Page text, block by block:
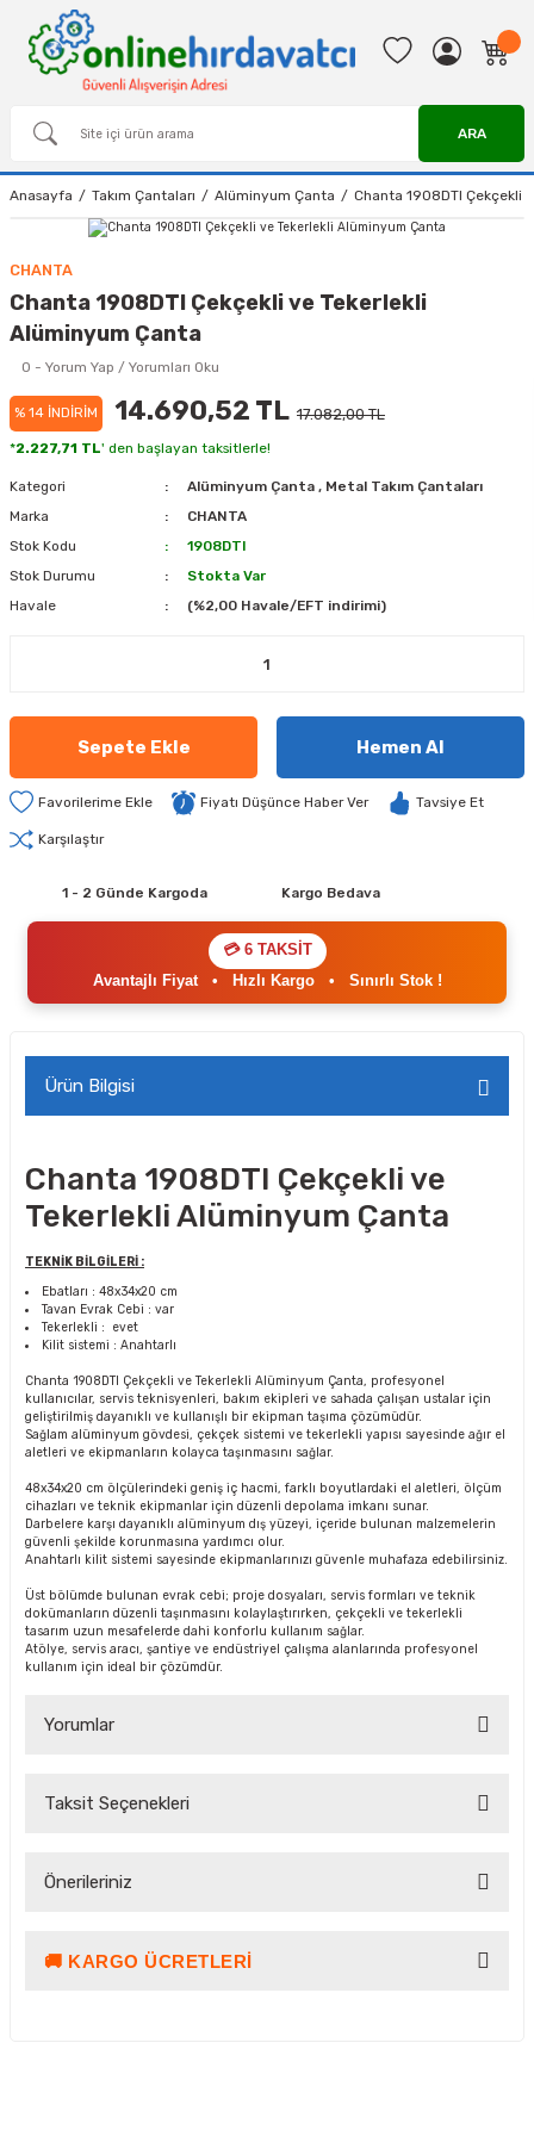
ARA
Anasayfa Takım Çantaları Alüminyum Çanta Chanta 1908DTI Çekçekli
CHANTA
Chanta 1908DTI Çekçekli ve Tekerlekli
Alüminyum Çanta
0 - Yorum Yap / Yorumları Oku
% 14 İNDİRİM 14.690,52 TL 17.082,00 TL
*2.227,71 TL' den başlayan taksitlerle!
Kategori Alüminyum Çanta , Metal Takım Çantaları
Marka
CHANTA
Stok Kodu
1908DTI
Stok Durumu
Stokta Var
Havale
(%2,00 Havale/EFT indirimi)
Sepete Ekle Hemen Al
Fiyatı Düşünce Haber Ver Tavsiye Et
Karşılaştır
1 - 2 Günde Kargoda Kargo Bedava
💳 6 TAKSİT
Avantajlı Fiyat• Hızlı Kargo• Sınırlı Stok !
Ürün Bilgisi
Chanta 1908DTI Çekçekli ve
Tekerlekli Alüminyum Çanta
TEKNİK BİLGİLERİ :
Ebatları : 48x34x20 cm
Tavan Evrak Cebi : var
Tekerlekli : evet
Kilit sistemi : Anahtarlı
Chanta 1908DTI Çekçekli ve Tekerlekli Alüminyum Çanta, profesyonel
kullanıcılar, servis teknisyenleri, bakım ekipleri ve sahada çalışan ustalar için
geliştirilmiş dayanıklı ve kullanışlı bir ekipman taşıma çözümüdür.
Sağlam alüminyum gövdesi, çekçek sistemi ve tekerlekli yapısı sayesinde ağır el
aletleri ve ekipmanların kolayca taşınmasını sağlar.
48x34x20 cm ölçülerindeki geniş iç hacmi, farklı boyutlardaki el aletleri, ölçüm
cihazları ve teknik ekipmanlar için düzenli depolama imkanı sunar.
Darbelere karşı dayanıklı alüminyum dış yüzeyi, içeride bulunan malzemelerin
güvenli şekilde korunmasına yardımcı olur.
Anahtarlı kilit sistemi sayesinde ekipmanlarınızı güvenle muhafaza edebilirsiniz.
Üst bölümde bulunan evrak cebi; proje dosyaları, servis formları ve teknik
dokümanların düzenli taşınmasını kolaylaştırırken, çekçekli ve tekerlekli
tasarım uzun mesafelerde dahi konforlu kullanım sağlar.
Atölye, servis aracı, şantiye ve endüstriyel çalışma alanlarında profesyonel
kullanım için ideal bir çözümdür.
Yorumlar
Taksit Seçenekleri
Önerileriniz
Bu ürünün fiyat bilgisi, resim, ürün açıklamalarında ve diğer
🚚 KARGO ÜCRETLERI